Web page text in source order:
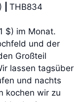
THB834
$) im Monat.
und der
Großteil
lassen tagsüber
und nachts
kochen wir zu